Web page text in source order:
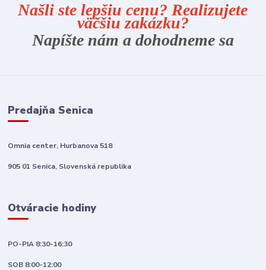
Našli ste lepšiu cenu? Realizujete
väčšiu zakázku?
Napíšte nám a dohodneme sa
Predajňa Senica
Omnia center, Hurbanova 518
905 01 Senica, Slovenská republika
Otváracie hodiny
PO-PIA 8:30-16:30
SOB 8:00-12:00